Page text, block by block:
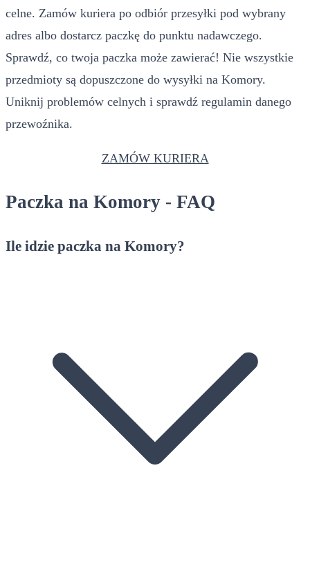
celne. Zamów kuriera po odbiór przesyłki pod wybrany
adres albo dostarcz paczkę do punktu nadawczego.
Sprawdź, co twoja paczka może zawierać! Nie wszystkie
przedmioty są dopuszczone do wysyłki na Komory.
Uniknij problemów celnych i sprawdź regulamin danego
przewoźnika.
ZAMÓW KURIERA
Paczka na Komory - FAQ
Ile idzie paczka na Komory?